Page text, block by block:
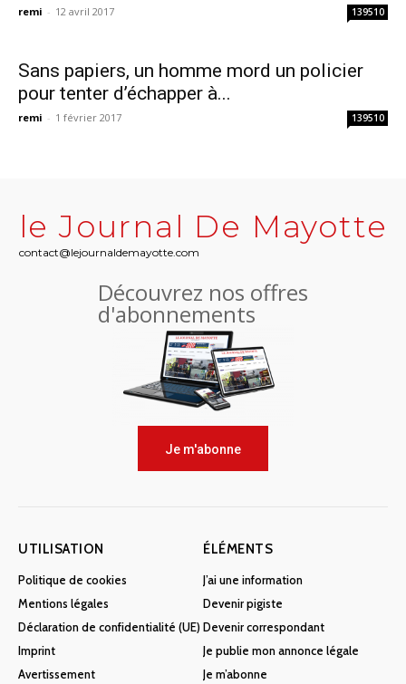
remi - 12 avril 2017 139510
Sans papiers, un homme mord un policier
pour tenter d’échapper à...
remi - 1 février 2017 139510
le Journal De Mayotte
contact@lejournaldemayotte.com
Découvrez nos offres
d'abonnements
Je m'abonne
UTILISATION
Politique de cookies
Mentions légales
Déclaration de confidentialité (UE)
Imprint
Avertissement
ÉLÉMENTS
J’ai une information
Devenir pigiste
Devenir correspondant
Je publie mon annonce légale
Je m’abonne